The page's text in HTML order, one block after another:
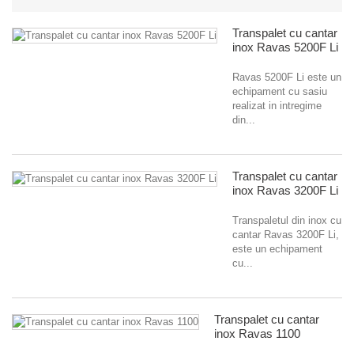
Transpalet cu cantar
inox Ravas 5200F Li
Ravas 5200F Li este un
echipament cu sasiu
realizat in intregime
din...
Transpalet cu cantar
inox Ravas 3200F Li
Transpaletul din inox cu
cantar Ravas 3200F Li,
este un echipament
cu...
Transpalet cu cantar
inox Ravas 1100